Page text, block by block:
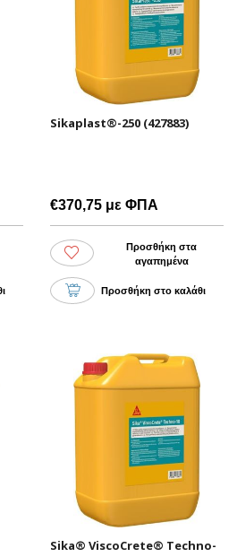
Sikaplast®-250 (427883)
€370,75 με ΦΠΑ
Προσθήκη στα
αγαπημένα
Προσθήκη στο καλάθι
Sika® ViscoCrete® Techno-